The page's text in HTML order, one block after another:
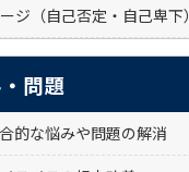
ジ（自己否定・自己卑下）
問題
的な悩みや問題の解消